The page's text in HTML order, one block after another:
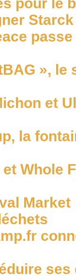
», le
et
la
Whole